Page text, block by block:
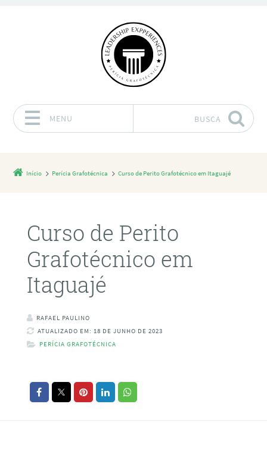
MENU BUSCA
Início Perícia Grafotécnica Curso de Perito Grafotécnico em Itaguajé
Curso de Perito
Grafotécnico em
Itaguajé
RAFAEL PAULINO
ATUALIZADO EM: 18 DE JUNHO DE 2023
PERÍCIA GRAFOTÉCNICA